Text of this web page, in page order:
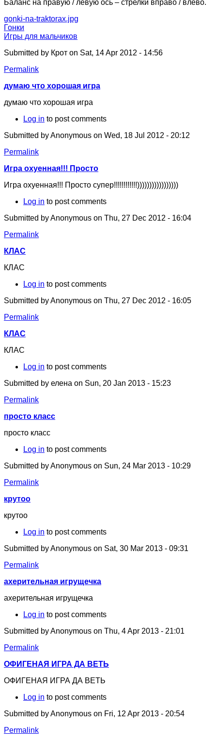
Баланс на правую / левую ось – стрелки вправо / влево.
gonki-na-traktorax.jpg
Гонки
Игры для мальчиков
Submitted by Крот on Sat, 14 Apr 2012 - 14:56
Permalink
думаю что хорошая игра
думаю что хорошая игра
Log in to post comments
Submitted byAnonymous on Wed, 18 Jul 2012 - 20:12
Permalink
Игра охуенная!!! Просто
Игра охуенная!!! Просто супер!!!!!!!!!!!!)))))))))))))))))
Log in to post comments
Submitted byAnonymous on Thu, 27 Dec 2012 - 16:04
Permalink
КЛАС
КЛАС
Log in to post comments
Submitted byAnonymous on Thu, 27 Dec 2012 - 16:05
Permalink
КЛАС
КЛАС
Log in to post comments
Submitted by елена on Sun, 20 Jan 2013 - 15:23
Permalink
просто класс
просто класс
Log in to post comments
Submitted byAnonymous on Sun, 24 Mar 2013 - 10:29
Permalink
крутоо
крутоо
Log in to post comments
Submitted byAnonymous on Sat, 30 Mar 2013 - 09:31
Permalink
ахерительная игрущечка
ахерительная игрущечка
Log in to post comments
Submitted byAnonymous on Thu, 4 Apr 2013 - 21:01
Permalink
ОФИГЕНАЯ ИГРА ДА ВЕТЬ
ОФИГЕНАЯ ИГРА ДА ВЕТЬ
Log in to post comments
Submitted byAnonymous on Fri, 12 Apr 2013 - 20:54
Permalink